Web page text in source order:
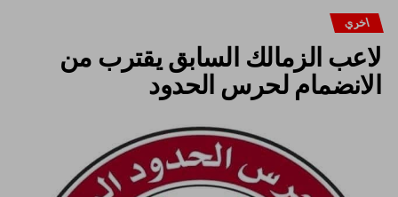
اخري
لاعب الزمالك السابق يقترب من
الانضمام لحرس الحدود